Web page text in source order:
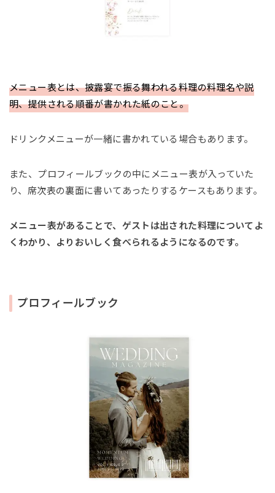
メニュー表とは、披露宴で振る舞われる料理の料理名や説
明、提供される順番が書かれた紙のこと。
ドリンクメニューが一緒に書かれている場合もあります。
また、プロフィールブックの中にメニュー表が入っていた
り、席次表の裏面に書いてあったりするケースもあります。
メニュー表があることで、ゲストは出された料理についてよ
くわかり、よりおいしく食べられるようになるのです。
プロフィールブック